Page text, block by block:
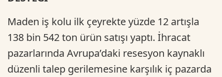
Maden iş kolu ilk çeyrekte yüzde 12 artışla
138 bin 542 ton ürün satışı yaptı. İhracat
pazarlarında Avrupa’daki resesyon kaynaklı
düzenli talep gerilemesine karşılık iç pazarda